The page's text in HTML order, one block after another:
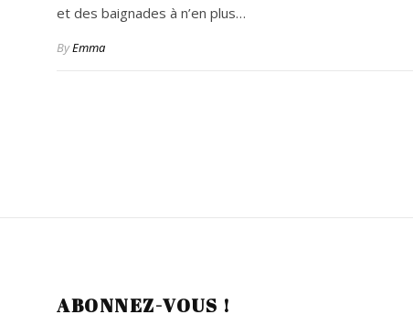
et des baignades à n’en plus…
ByEmma
ABONNEZ-VOUS !